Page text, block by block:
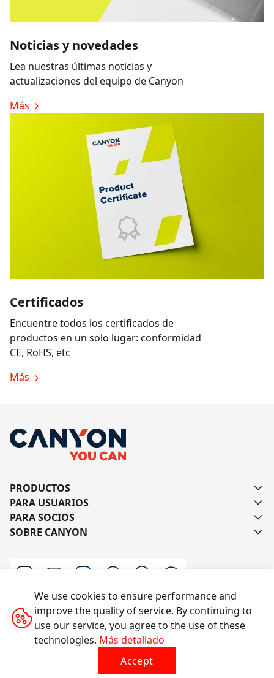
Noticias y novedades
Lea nuestras últimas noticias y
actualizaciones del equipo de Canyon
Más
Certificados
Encuentre todos los certificados de
productos en un solo lugar: conformidad
CE, RoHS, etc
Más
PRODUCTOS
PARA USUARIOS
PARA SOCIOS
SOBRE CANYON
Escríbanos
Todos los derechos reservados © 2014-2026 CANYON
We use cookies to ensure performance and
improve the quality of service. By continuing to
use our service, you agree to the use of these
technologies. Más detallado
Accept